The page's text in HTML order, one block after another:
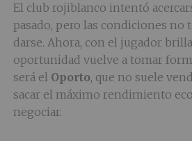
El club rojiblanco intentó
pasado, pero las condiciones no
darse. Ahora, con el jugador
oportunidad vuelve a tomar
será el Oporto, que no suele
sacar el máximo rendimiento
negociar.